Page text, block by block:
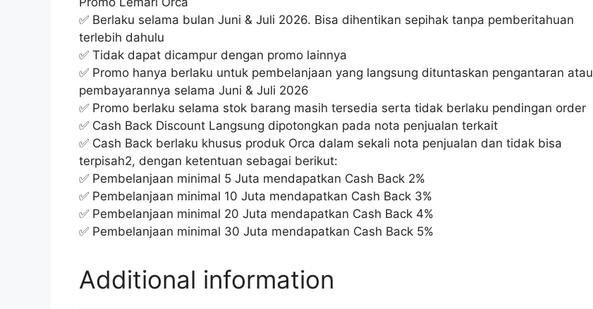
✅ Berlaku selama bulan Juni & Juli 2026. Bisa dihentikan sepihak tanpa pemberitahuan
terlebih dahulu
✅ Tidak dapat dicampur dengan promo lainnya
✅ Promo hanya berlaku untuk pembelanjaan yang langsung dituntaskan pengantaran atau
pembayarannya selama Juni & Juli 2026
✅ Promo berlaku selama stok barang masih tersedia serta tidak berlaku pendingan order
✅ Cash Back Discount Langsung dipotongkan pada nota penjualan terkait
✅ Cash Back berlaku khusus produk Orca dalam sekali nota penjualan dan tidak bisa
terpisah2, dengan ketentuan sebagai berikut:
✅ Pembelanjaan minimal 5 Juta mendapatkan Cash Back 2%
✅ Pembelanjaan minimal 10 Juta mendapatkan Cash Back 3%
✅ Pembelanjaan minimal 20 Juta mendapatkan Cash Back 4%
✅ Pembelanjaan minimal 30 Juta mendapatkan Cash Back 5%
Additional information